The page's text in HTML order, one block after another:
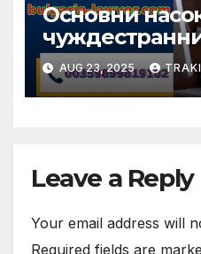
Основни
инвеститори
през 2025 г.
AUG 23, 2025 TRAKI
Leave a Reply
Your email address will
Required fields are